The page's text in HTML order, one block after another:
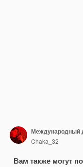
Chaka_32
Вам также могут